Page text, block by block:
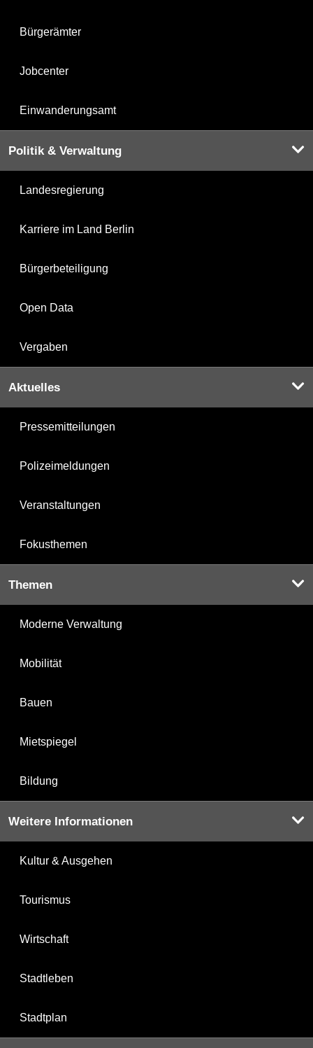
Bürgerämter
Jobcenter
Einwanderungsamt
Politik & Verwaltung
Landesregierung
Karriere im Land Berlin
Bürgerbeteiligung
Open Data
Vergaben
Aktuelles
Pressemitteilungen
Polizeimeldungen
Veranstaltungen
Fokusthemen
Themen
Moderne Verwaltung
Mobilität
Bauen
Mietspiegel
Bildung
Weitere Informationen
Kultur & Ausgehen
Tourismus
Wirtschaft
Stadtleben
Stadtplan